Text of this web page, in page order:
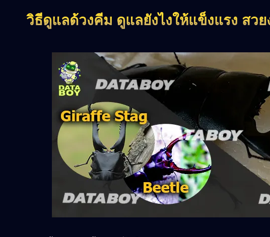
วิธีดูแลด้วงคีม ดูแลยังไงให้แข็งแรง สว